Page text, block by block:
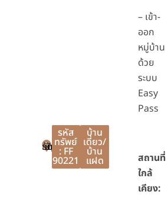
ธัญบุรี
ธัญบุรี
ปทุมธานี
รหัส
ทรัพย์
: FF
90221
บ้าน
เดี่ยว/
บ้าน
แฝด
– เข้า-
ออก
หมู่บ้าน
ด้วย
ระบบ
Easy
Pass
สถานที่
ใกล้
เคียง: